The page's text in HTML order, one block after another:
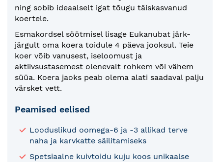
ning sobib ideaalselt igat tõugu täiskasvanud
koertele.
Esmakordsel söötmisel lisage Eukanubat järk-
järgult oma koera toidule 4 päeva jooksul. Teie
koer võib vanusest, iseloomust ja
aktiivsustasemest olenevalt rohkem või vähem
süüa. Koera jaoks peab olema alati saadaval palju
värsket vett.
Peamised eelised
Looduslikud oomega-6 ja -3 allikad terve
naha ja karvkatte säilitamiseks
Spetsiaalne kuivtoidu kuju koos unikaalse